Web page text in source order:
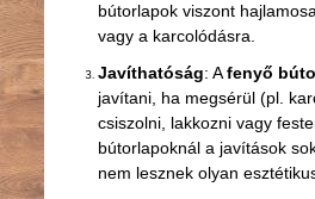
bútorlapok viszont
vagy a karcolódásra.
Javíthatóság: Afenyő
javítani, ha megsérül (pl.
csiszolni, lakkozni vagy
bútorlapoknál a javítások
nem lesznek olyan